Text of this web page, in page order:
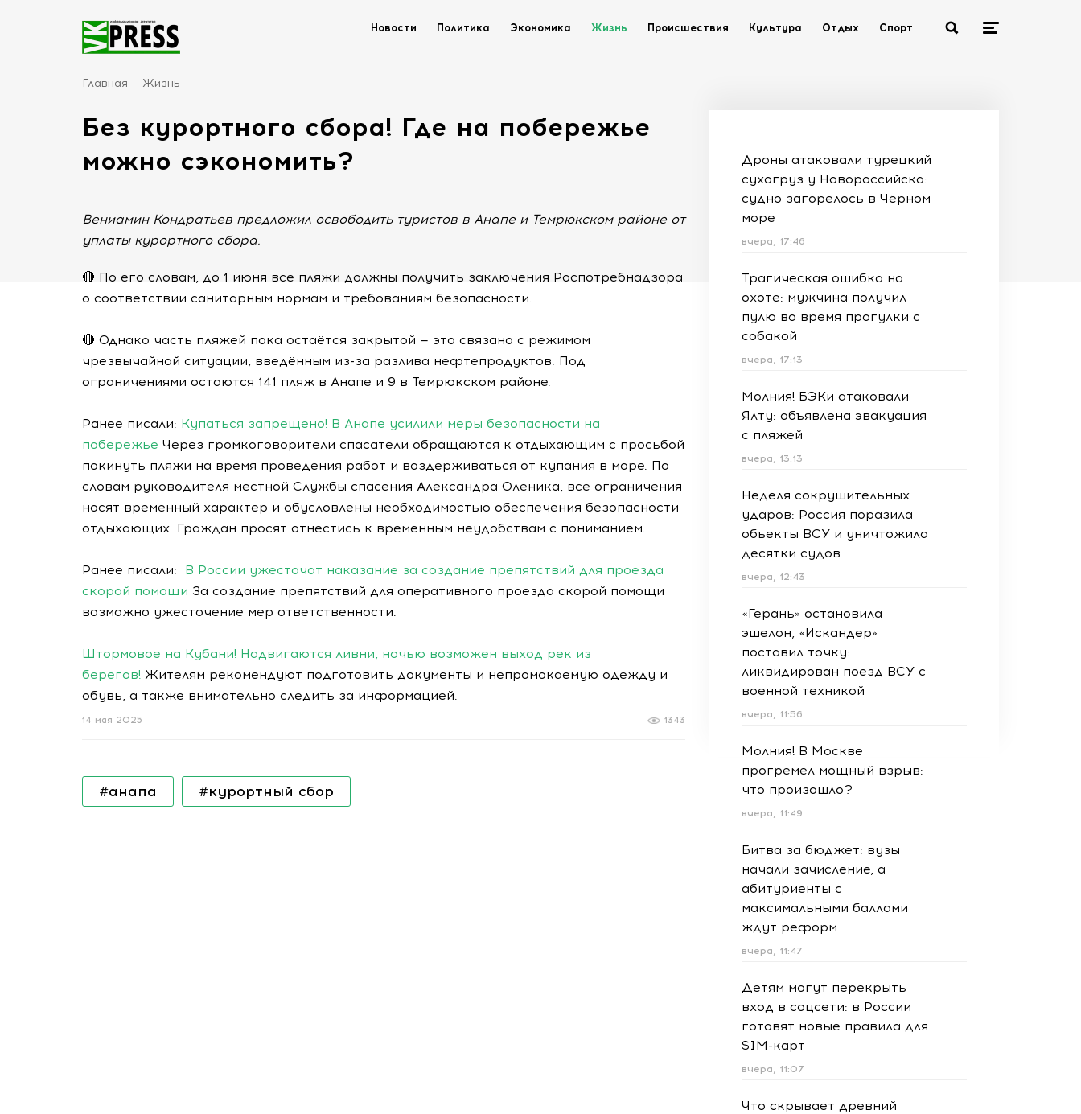
Новости Политика Экономика Жизнь Происшествия Культура Отдых Спорт
Главная Жизнь
Без курортного сбора! Где на побережье
можно сэкономить?
Вениамин Кондратьев предложил освободить туристов в Анапе и Темрюкском районе от
уплаты курортного сбора.
🔴 По его словам, до 1 июня все пляжи должны получить заключения Роспотребнадзора
о соответствии санитарным нормам и требованиям безопасности.
🔴 Однако часть пляжей пока остаётся закрытой — это связано с режимом
чрезвычайной ситуации, введённым из-за разлива нефтепродуктов. Под
ограничениями остаются 141 пляж в Анапе и 9 в Темрюкском районе.
Ранее писали: Купаться запрещено! В Анапе усилили меры безопасности на
побережье Через громкоговорители спасатели обращаются к отдыхающим с просьбой
покинуть пляжи на время проведения работ и воздерживаться от купания в море. По
словам руководителя местной Службы спасения Александра Оленика, все ограничения
носят временный характер и обусловлены необходимостью обеспечения безопасности
отдыхающих. Граждан просят отнестись к временным неудобствам с пониманием.
Ранее писали: В России ужесточат наказание за создание препятствий для проезда
скорой помощи За создание препятствий для оперативного проезда скорой помощи
возможно ужесточение мер ответственности.
Штормовое на Кубани! Надвигаются ливни, ночью возможен выход рек из
берегов! Жителям рекомендуют подготовить документы и непромокаемую одежду и
обувь, а также внимательно следить за информацией.
1343
14 мая 2025
#анапа #курортный сбор
Дроны атаковали турецкий
сухогруз у Новороссийска:
судно загорелось в Чёрном
море
вчера, 17:46
Трагическая ошибка на
охоте: мужчина получил
пулю во время прогулки с
собакой
вчера, 17:13
Молния! БЭКи атаковали
Ялту: объявлена эвакуация
с пляжей
вчера, 13:13
Неделя сокрушительных
ударов: Россия поразила
объекты ВСУ и уничтожила
десятки судов
вчера, 12:43
«Герань» остановила
эшелон, «Искандер»
поставил точку:
ликвидирован поезд ВСУ с
военной техникой
вчера, 11:56
Молния! В Москве
прогремел мощный взрыв:
что произошло?
вчера, 11:49
Битва за бюджет: вузы
начали зачисление, а
абитуриенты с
максимальными баллами
ждут реформ
вчера, 11:47
Детям могут перекрыть
вход в соцсети: в России
готовят новые правила для
SIM-карт
вчера, 11:07
Что скрывает древний